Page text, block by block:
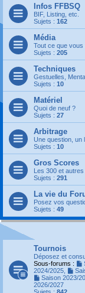
Infos FFBSQ
BIF, Listing, etc.
Sujets : 162
Média
Tout ce que
Sujets : 205
Techniques
Gestuelles,
Sujets : 10
Matériel
Quoi de neuf ?
Sujets : 27
Arbitrage
Une question, un
Sujets : 10
Gros Scores
Les 300 et
Sujets : 291
La vie du
Posez vos
Sujets : 49
Tournois
Déposez et
Sous-forums :
2024/2025
Saison 2023/
2026/2027